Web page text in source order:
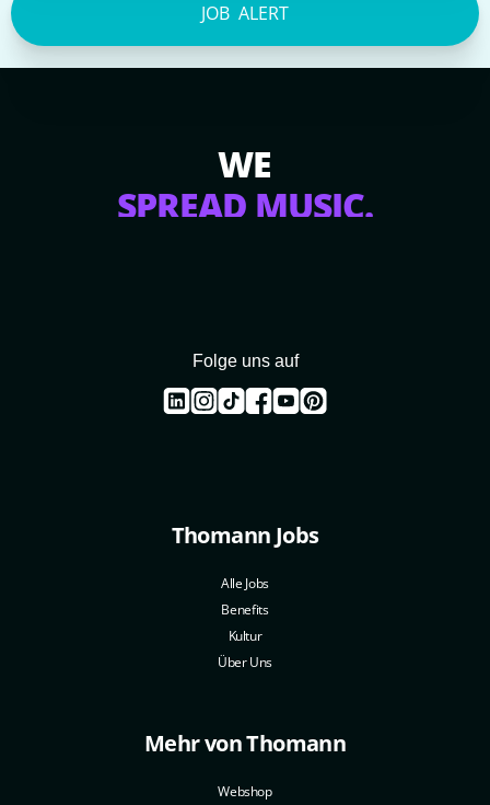
JOB ALERT
WE
SPREAD MUSIC.
Folge uns auf
Thomann Jobs
Alle Jobs
Benefits
Kultur
Über Uns
Mehr von Thomann
Webshop